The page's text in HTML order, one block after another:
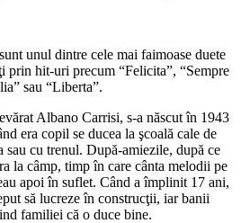
unul dintre cele mai faimoase duete
prin hit-uri precum “Felicita”, “Sempre
sau “Liberta”.
Albano Carrisi, s-a născut în 1943
era copil se ducea la şcoală cale de
cu trenul. După-amiezile, după ce
la câmp, timp în care cânta melodii pe
apoi în suflet. Când a împlinit 17 ani,
să lucreze în construcţii, iar banii
familiei că o duce bine.